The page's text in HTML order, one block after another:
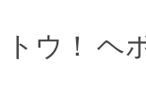
トウ！ ヘ